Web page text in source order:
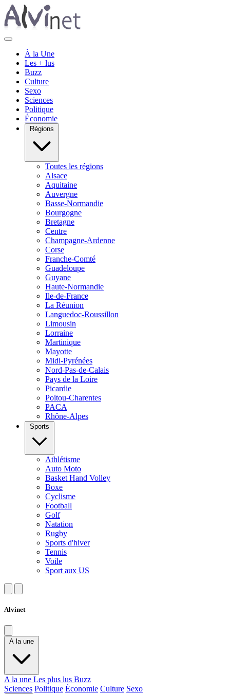
À la Une
Les + lus
Buzz
Culture
Sexo
Sciences
Politique
Économie
Régions
Toutes les régions
Alsace
Aquitaine
Auvergne
Basse-Normandie
Bourgogne
Bretagne
Centre
Champagne-Ardenne
Corse
Franche-Comté
Guadeloupe
Guyane
Haute-Normandie
Ile-de-France
La Réunion
Languedoc-Roussillon
Limousin
Lorraine
Martinique
Mayotte
Midi-Pyrénées
Nord-Pas-de-Calais
Pays de la Loire
Picardie
Poitou-Charentes
PACA
Rhône-Alpes
Sports
Athlétisme
Auto Moto
Basket Hand Volley
Boxe
Cyclisme
Football
Golf
Natation
Rugby
Sports d'hiver
Tennis
Voile
Sport aux US
Alvinet
A la une
A la une Les plus lus Buzz
Sciences Politique Économie Culture Sexo